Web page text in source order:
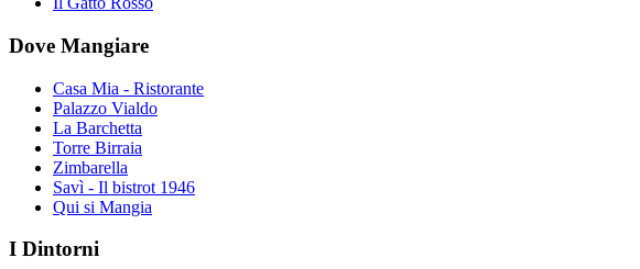
Dove Mangiare
Casa Mia - Ristorante
Palazzo Vialdo
La Barchetta
Torre Birraia
Zimbarella
Savì - Il bistrot 1946
Qui si Mangia
I Dintorni